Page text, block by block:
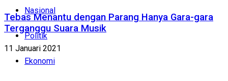
Nasional
Politik
Ekonomi
Tebas Menantu dengan Parang Hanya Gara-gara
Terganggu Suara Musik
11 Januari 2021